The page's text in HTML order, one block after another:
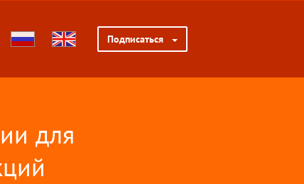
Подписаться
для